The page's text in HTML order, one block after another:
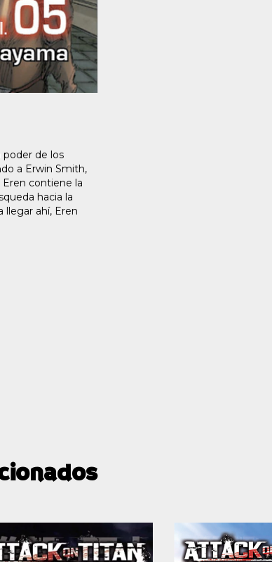
poder de los
a Erwin Smith,
contiene la
hacia la
llegar ahí, Eren